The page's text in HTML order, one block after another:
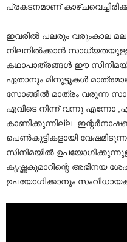
പ്രകടനമാണ്
ഇവരിൽ പലരും വരുംകാല
നിലനിൽക്കാൻ
കഥാപാത്രങ്ങൾ ഈ
ഏതാനും മിനുട്ടുകൾ
സോങ്ങിൽ മാത്രം വരുന്ന
എവിടെ നിന്ന് വന്നു എന്നോ
കാണിക്കുന്നില്ല.
പെൺകുട്ടികളായി
സിനിമയിൽ
കൃഷ്ണകുമാറിന്റെ അഭിനയ
ഉപയോഗിക്കാനും സംവിധായകൻ